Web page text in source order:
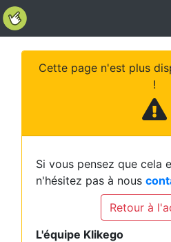
Cette page n'est plus
!
Si vous pensez que cela
n'hésitez pas à nous
Retour à
L'équipe Klikego